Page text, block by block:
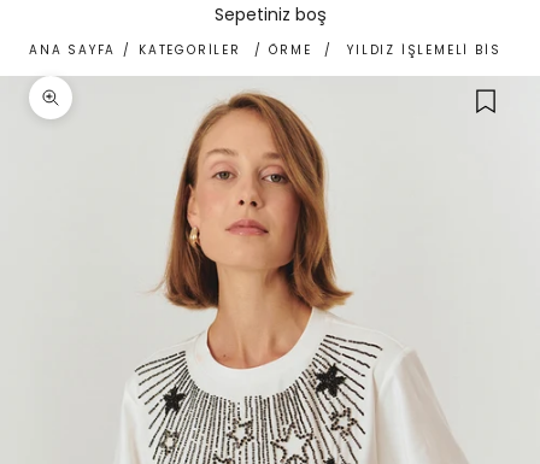
Sepetiniz boş
ANA SAYFA / KATEGORİLER / ÖRME / YILDIZ İŞLEMELI
Yakınlaştır